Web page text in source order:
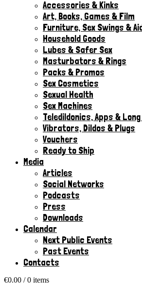
Accessories & Kinks​
Art, Books, Games & Film
Furniture, Sex Swings &
Household Goods
Lubes & Safer Sex
Masturbators & Rings
Packs & Promos
Sex Cosmetics
Sexual Health
Sex Machines
Teledildonics, Apps &
Vibrators, Dildos & Plugs
Vouchers
Ready to Ship
Media
Articles
Social Networks
Podcasts
Press
Downloads
Calendar
Next Public Events
Past Events
Contacts
€0.00 / 0 items